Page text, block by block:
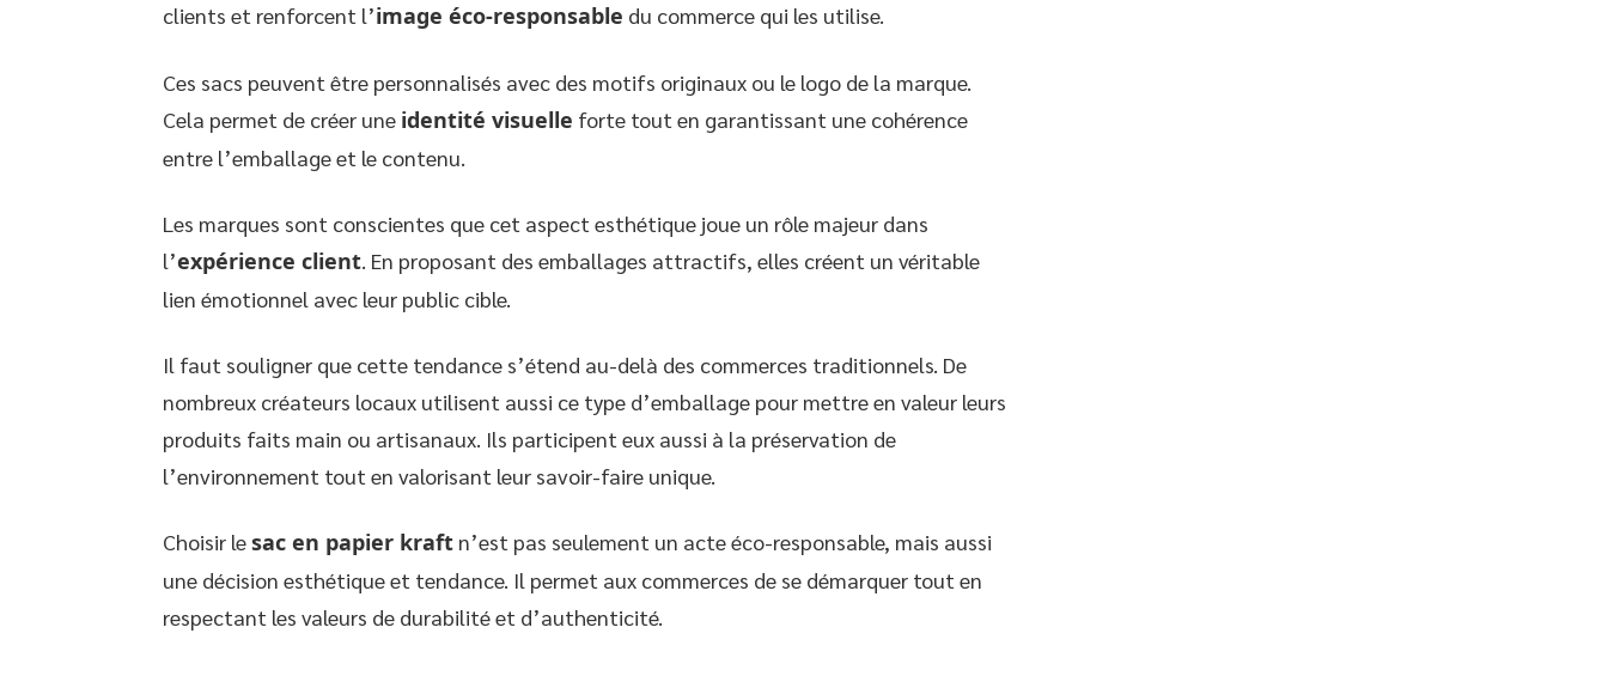
clients et renforcent l’image éco-responsable du commerce qui les utilise.
Ces sacs peuvent être personnalisés avec des motifs originaux ou le logo de la marque.
Cela permet de créer une identité visuelle forte tout en garantissant une cohérence
entre l’emballage et le contenu.
Les marques sont conscientes que cet aspect esthétique joue un rôle majeur dans
l’expérience client. En proposant des emballages attractifs, elles créent un véritable
lien émotionnel avec leur public cible.
Il faut souligner que cette tendance s’étend au-delà des commerces traditionnels. De
nombreux créateurs locaux utilisent aussi ce type d’emballage pour mettre en valeur leurs
produits faits main ou artisanaux. Ils participent eux aussi à la préservation de
l’environnement tout en valorisant leur savoir-faire unique.
Choisir lesac en papier kraft n’est pas seulement un acte éco-responsable, mais aussi
une décision esthétique et tendance. Il permet aux commerces de se démarquer tout en
respectant les valeurs de durabilité et d’authenticité.